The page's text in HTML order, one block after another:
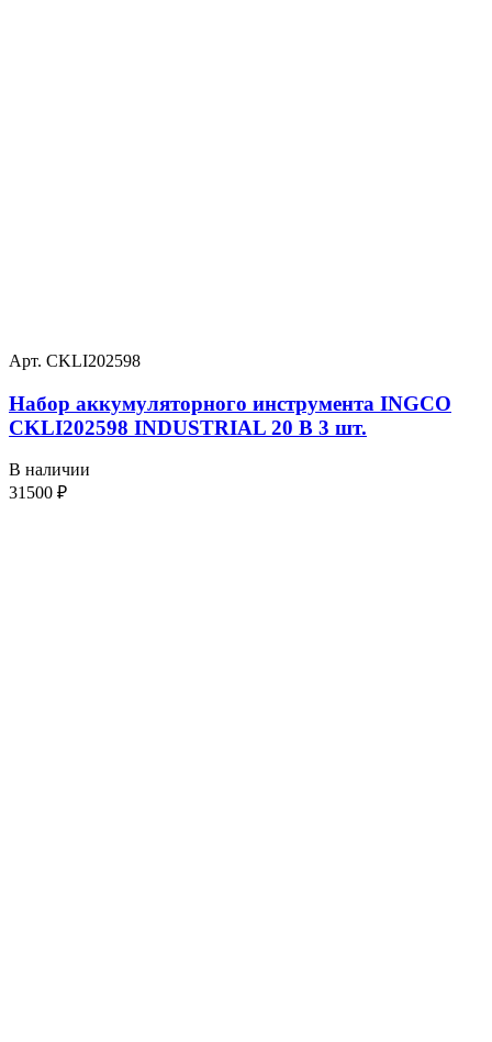
Арт. CKLI202598
Набор аккумуляторного инструмента INGCO
CKLI202598 INDUSTRIAL 20 В 3 шт.
В наличии
31500 ₽